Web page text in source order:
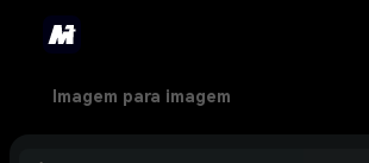
Imagem para imagem